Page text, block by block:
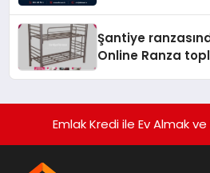
Şantiye
Online Ranza
Emlak Kredi ile Ev Almak